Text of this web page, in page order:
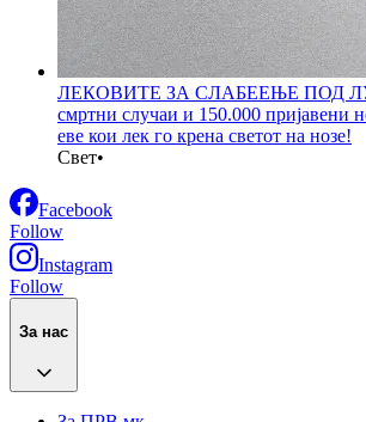
ЛЕКОВИТЕ ЗА СЛАБЕЕЊЕ ПОД
смртни случаи и 150.000 пријавени
еве кои лек го крена светот на нозе!
Свет•
Facebook
Follow
Instagram
Follow
За нас